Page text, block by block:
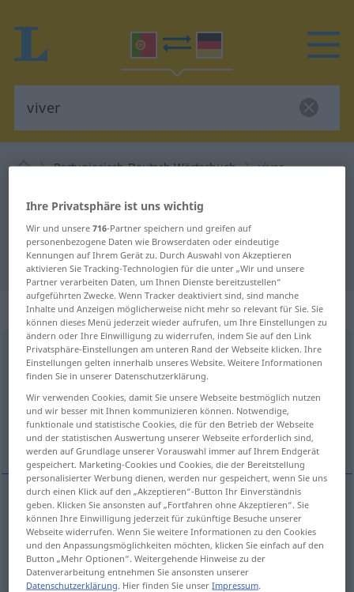
Portugiesisch-Deutsch Wörterbuch viver
Portugiesisch-Deutsch
Übersetzung für "viver"
"viver" Deutsch Übersetzung
„viver“: verbo transitivo
viver [viˈver]v/t
Übersicht aller Übersetzungen
(Für mehr Details die Übersetzung anklicken/antippen)
erleben, verkörpern
erleben viver
verkörpern viver TEAT
Ihre Privatsphäre ist uns wichtig
Wir und unsere716-Partner speichern und greifen auf
personenbezogene Daten wie Browserdaten oder eindeutige
Kennungen auf Ihrem Gerät zu. Durch Auswahl von Akzeptieren
aktivieren Sie Tracking-Technologien für die unter „Wir und unsere
Partner verarbeiten Daten, um Ihnen Dienste bereitzustellen“
aufgeführten Zwecke. Wenn Tracker deaktiviert sind, sind manche
Inhalte und Anzeigen möglicherweise nicht mehr so relevant für Sie. Sie
können dieses Menü jederzeit wieder aufrufen, um Ihre Einstellungen zu
ändern oder Ihre Einwilligung zu widerrufen, indem Sie auf den Link
Privatsphäre-Einstellungen am unteren Rand der Webseite klicken. Ihre
Einstellungen gelten innerhalb unseres Website. Weitere Informationen
finden Sie in unserer Datenschutzerklärung.
Wir verwenden Cookies, damit Sie unsere Webseite bestmöglich nutzen
und wir besser mit Ihnen kommunizieren können. Notwendige,
funktionale und statistische Cookies, die für den Betrieb der Webseite
und der statistischen Auswertung unserer Webseite erforderlich sind,
werden auf Grundlage unserer Vorauswahl immer auf Ihrem Endgerät
gespeichert. Marketing-Cookies und Cookies, die der Bereitstellung
personalisierter Werbung dienen, werden nur gespeichert, wenn Sie uns
durch einen Klick auf den „Akzeptieren“-Button Ihr Einverständnis
geben. Klicken Sie ansonsten auf „Fortfahren ohne Akzeptieren“. Sie
können Ihre Einwilligung jederzeit für zukünftige Besuche unserer
Webseite widerrufen. Wenn Sie weitere Informationen zu den Cookies
und den Anpassungsmöglichkeiten möchten, klicken Sie einfach auf den
Button „Mehr Optionen“. Weitergehende Hinweise zu der
Datenverarbeitung entnehmen Sie ansonsten unserer
Datenschutzerklärung. Hier finden Sie unserImpressum.